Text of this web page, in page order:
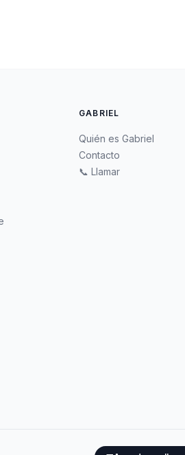
GABRIEL
Quién es Gabriel
Contacto
📞 Llamar